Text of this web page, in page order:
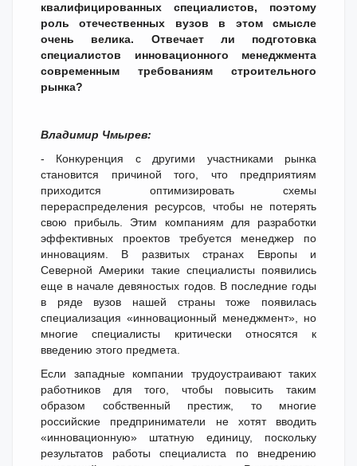
квалифицированных специалистов, поэтому
роль отечественных вузов в этом смысле
очень велика. Отвечает ли подготовка
специалистов инновационного менеджмента
современным требованиям строительного
рынка?
Владимир Чмырев:
- Конкуренция с другими участниками рынка
становится причиной того, что предприятиям
приходится оптимизировать схемы
перераспределения ресурсов, чтобы не потерять
свою прибыль. Этим компаниям для разработки
эффективных проектов требуется менеджер по
инновациям. В развитых странах Европы и
Северной Америки такие специалисты появились
еще в начале девяностых годов. В последние годы
в ряде вузов нашей страны тоже появилась
специализация «инновационный менеджмент», но
многие специалисты критически относятся к
введению этого предмета.
Если западные компании трудоустраивают таких
работников для того, чтобы повысить таким
образом собственный престиж, то многие
российские предприниматели не хотят вводить
«инновационную» штатную единицу, поскольку
результатов работы специалиста по внедрению